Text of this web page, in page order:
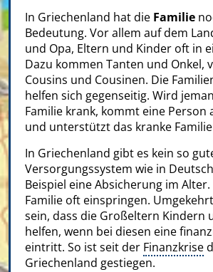
In Griechenland hat die Familie
Bedeutung. Vor allem auf dem
und Opa, Eltern und Kinder oft in
Dazu kommen Tanten und Onkel,
Cousins und Cousinen. Die
helfen sich gegenseitig. Wird
Familie krank, kommt eine Person
und unterstützt das kranke
In Griechenland gibt es kein so
Versorgungssystem wie in
Beispiel eine Absicherung im
Familie oft einspringen.
sein, dass die Großeltern Kindern
helfen, wenn bei diesen eine
eintritt. So ist seit der Finanzkrise
Griechenland gestiegen.